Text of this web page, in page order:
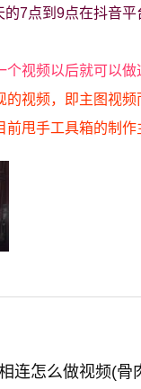
7点到9点在抖音
视频以后就可以做
视频，即主图视
甩手工具箱的制作
连怎么做视频(骨